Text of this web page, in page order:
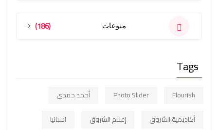
منوعات (186)
Tags
Flourish
Photo Slider
أحمد حمدي
أكاديمية الشروق
إعلام الشروق
اسبانيا